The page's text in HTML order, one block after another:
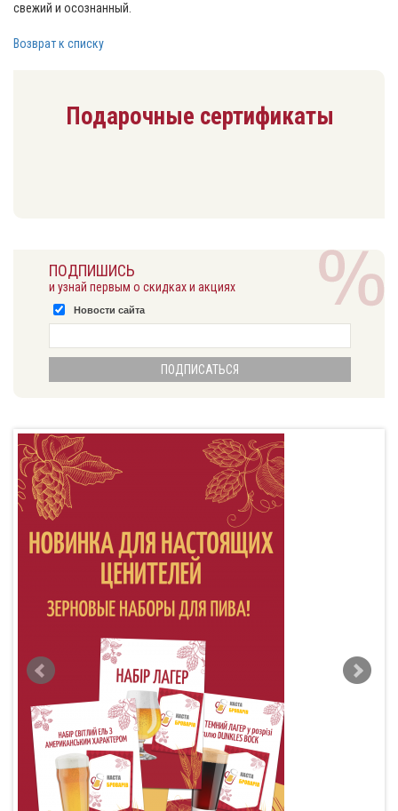
свежий и осознанный.
Возврат к списку
Подарочные сертификаты
ПОДПИШИСЬ
и узнай первым о скидках и акциях
Новости сайта